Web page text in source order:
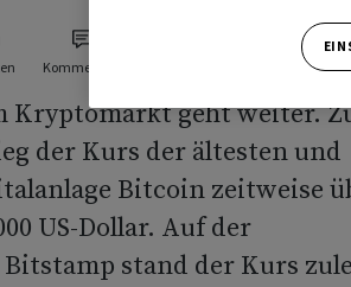
Kommentare
Kryptomarkt geht weiter.
der Kurs der ältesten und
Bitcoin zeitweise
US-Dollar. Auf der
stand der Kurs